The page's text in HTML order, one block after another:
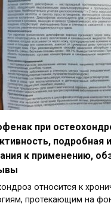
при
подробная
к применению,
относится к
протекающим на